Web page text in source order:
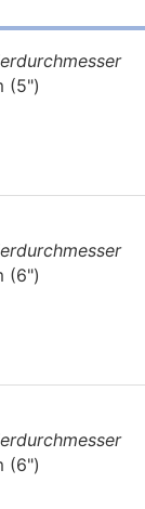
(5")
(6")
(6")